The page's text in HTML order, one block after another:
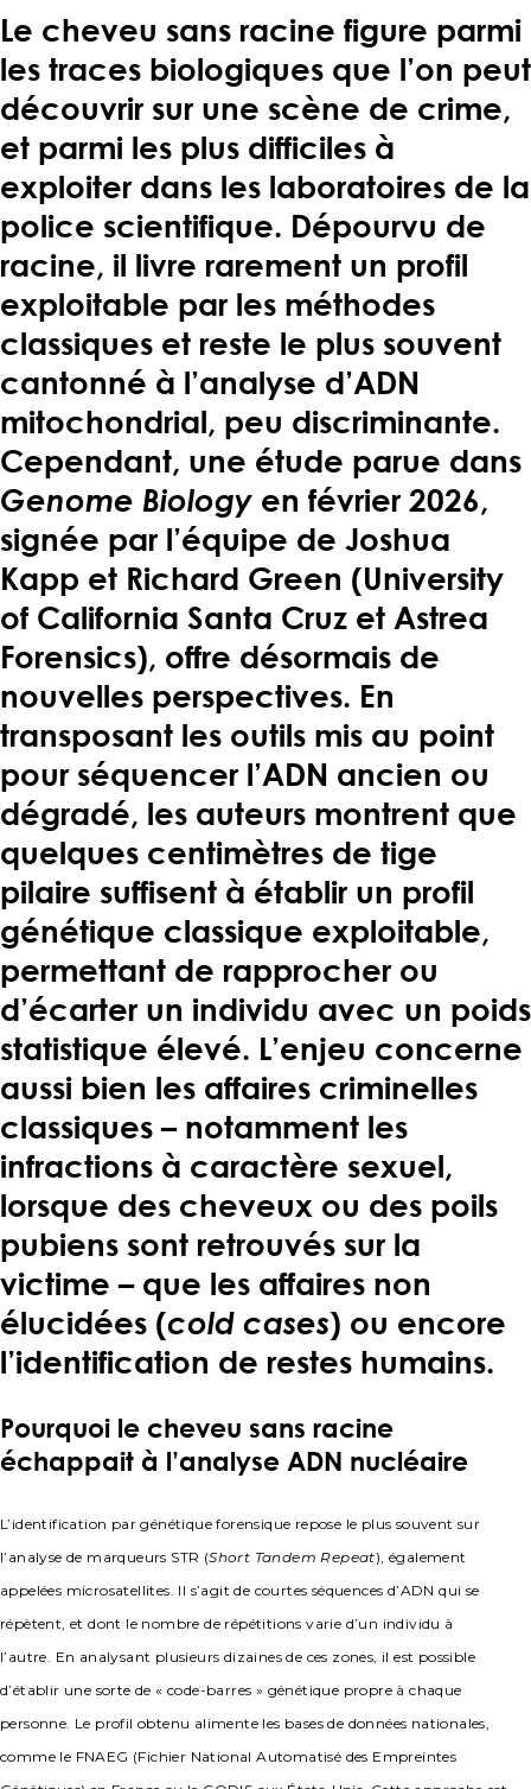
Le cheveu sans racine figure parmi
les traces biologiques que l’on peut
découvrir sur une scène de crime,
et parmi les plus difficiles à
exploiter dans les laboratoires de la
police scientifique. Dépourvu de
racine, il livre rarement un profil
exploitable par les méthodes
classiques et reste le plus souvent
cantonné à l’analyse d’ADN
mitochondrial, peu discriminante.
Cependant, une étude parue dans
Genome Biology en février 2026,
signée par l’équipe de Joshua
Kapp et Richard Green (University
of California Santa Cruz et Astrea
Forensics), offre désormais de
nouvelles perspectives. En
transposant les outils mis au point
pour séquencer l’ADN ancien ou
dégradé, les auteurs montrent que
quelques centimètres de tige
pilaire suffisent à établir un profil
génétique classique exploitable,
permettant de rapprocher ou
d’écarter un individu avec un poids
statistique élevé. L’enjeu concerne
aussi bien les affaires criminelles
classiques – notamment les
infractions à caractère sexuel,
lorsque des cheveux ou des poils
pubiens sont retrouvés sur la
victime – que les affaires non
élucidées (cold cases) ou encore
l’identification de restes humains.
Pourquoi le cheveu sans racine
échappait à l’analyse ADN nucléaire
L’identification par génétique forensique repose le plus souvent sur
l’analyse de marqueurs STR (Short Tandem Repeat), également
appelées microsatellites. Il s’agit de courtes séquences d’ADN qui se
répètent, et dont le nombre de répétitions varie d’un individu à
l’autre. En analysant plusieurs dizaines de ces zones, il est possible
d’établir une sorte de « code-barres » génétique propre à chaque
personne. Le profil obtenu alimente les bases de données nationales,
comme le FNAEG (Fichier National Automatisé des Empreintes